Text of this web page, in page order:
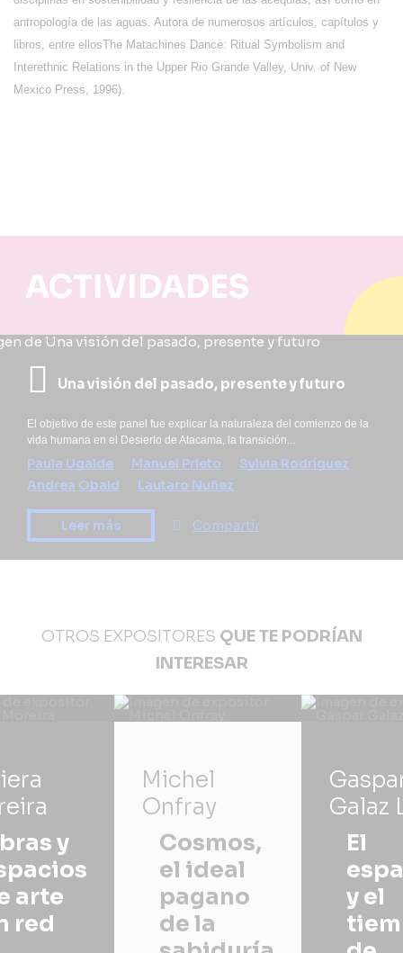
antropología de las aguas. Autora de numerosos artículos, capítulos y
libros, entre ellosThe Matachines Dance: Ritual Symbolism and
Interethnic Relations in the Upper Rio Grande Valley, Univ. of New
Mexico Press, 1996).
ACTIVIDADES
Una visión del pasado, presente y futuro
El objetivo de este panel fue explicar la naturaleza del comienzo de la
vida humana en el Desierto de Atacama, la transición...
Paula Ugalde Manuel Prieto
Sylvia Rodríguez
Andrea Obaid
Lautaro Nuñez
Leer más Compartir
OTROS EXPOSITORES QUE TE PODRÍAN
INTERESAR
y
arte
red
Michel
Onfray
Cosmos,
el ideal
pagano
de la
Galaz
El
y el